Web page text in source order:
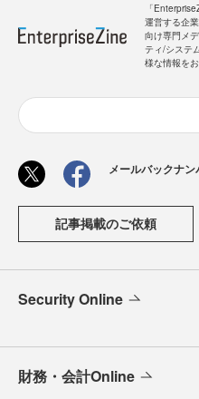
「
運営する企
向け専門メ
ティ/システ
様な情報を
メールバックナン
記事掲載のご依頼
Security Online
財務・会計Online